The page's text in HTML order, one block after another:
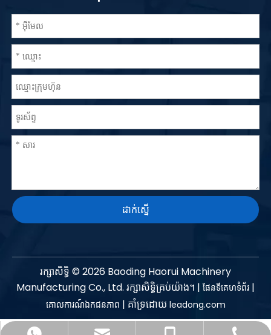
ដាក់ស្នើ
រក្សាសិទ្ធិ © 2026 Baoding Haorui Machinery
Manufacturing Co., Ltd. រក្សាសិទ្ធិគ្រប់យ៉ាង។ | ផែនទីគេហទំព័រ |
គោលការណ៍ឯកជនភាព | គាំទ្រដោយ leadong.com